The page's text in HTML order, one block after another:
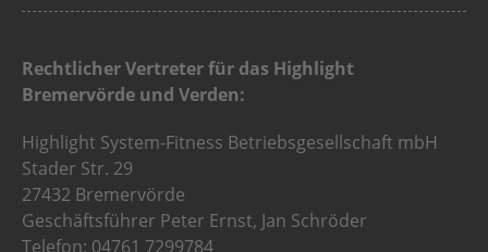
Rechtlicher Vertreter für das Highlight
Bremervörde und Verden:
Highlight System-Fitness Betriebsgesellschaft mbH
Stader Str. 29
27432 Bremervörde
Geschäftsführer Peter Ernst, Jan Schröder
Telefon: 04761 7299784